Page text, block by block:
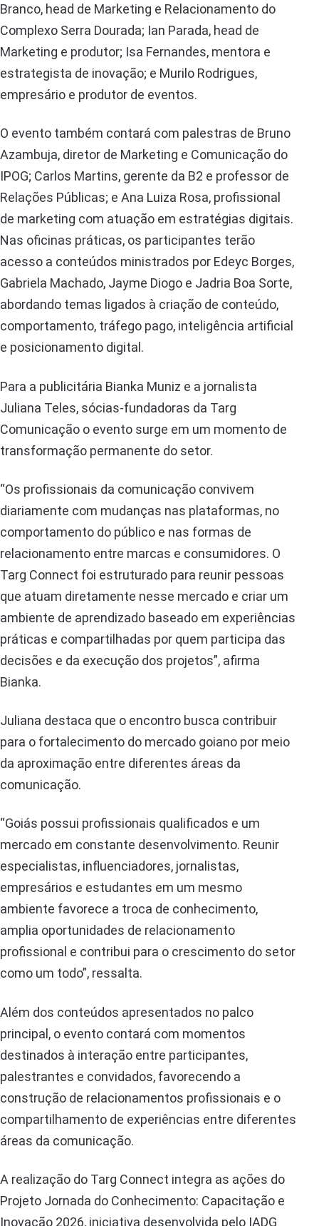
Branco, head de Marketing e Relacionamento do
Complexo Serra Dourada; Ian Parada, head de
Marketing e produtor; Isa Fernandes, mentora e
estrategista de inovação; e Murilo Rodrigues,
empresário e produtor de eventos.
O evento também contará com palestras de Bruno
Azambuja, diretor de Marketing e Comunicação do
IPOG; Carlos Martins, gerente da B2 e professor de
Relações Públicas; e Ana Luiza Rosa, profissional
de marketing com atuação em estratégias digitais.
Nas oficinas práticas, os participantes terão
acesso a conteúdos ministrados por Edeyc Borges,
Gabriela Machado, Jayme Diogo e Jadria Boa Sorte,
abordando temas ligados à criação de conteúdo,
comportamento, tráfego pago, inteligência artificial
e posicionamento digital.
Para a publicitária Bianka Muniz e a jornalista
Juliana Teles, sócias-fundadoras da Targ
Comunicação o evento surge em um momento de
transformação permanente do setor.
“Os profissionais da comunicação convivem
diariamente com mudanças nas plataformas, no
comportamento do público e nas formas de
relacionamento entre marcas e consumidores. O
Targ Connect foi estruturado para reunir pessoas
que atuam diretamente nesse mercado e criar um
ambiente de aprendizado baseado em experiências
práticas e compartilhadas por quem participa das
decisões e da execução dos projetos”, afirma
Bianka.
Juliana destaca que o encontro busca contribuir
para o fortalecimento do mercado goiano por meio
da aproximação entre diferentes áreas da
comunicação.
“Goiás possui profissionais qualificados e um
mercado em constante desenvolvimento. Reunir
especialistas, influenciadores, jornalistas,
empresários e estudantes em um mesmo
ambiente favorece a troca de conhecimento,
amplia oportunidades de relacionamento
profissional e contribui para o crescimento do setor
como um todo”, ressalta.
Além dos conteúdos apresentados no palco
principal, o evento contará com momentos
destinados à interação entre participantes,
palestrantes e convidados, favorecendo a
construção de relacionamentos profissionais e o
compartilhamento de experiências entre diferentes
áreas da comunicação.
A realização do Targ Connect integra as ações do
Projeto Jornada do Conhecimento: Capacitação e
Inovação 2026, iniciativa desenvolvida pelo IADG